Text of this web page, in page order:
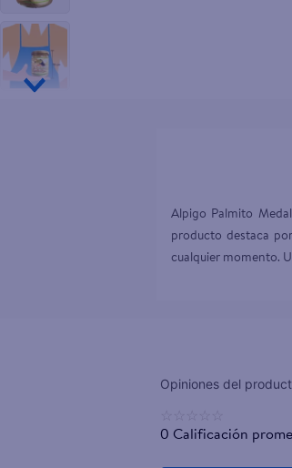
Alpigo Palmito
producto destaca
cualquier momento.
0 Calificación